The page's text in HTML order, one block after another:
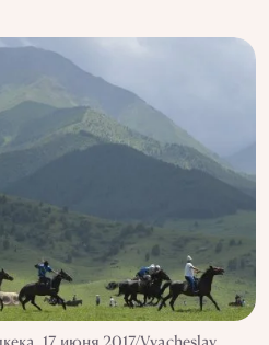
17 июня 2017/Vyacheslav